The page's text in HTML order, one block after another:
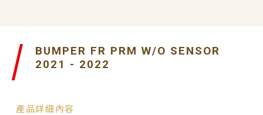
BUMPER FR PRM W/O SENSOR
2021 - 2022
產品詳細內容